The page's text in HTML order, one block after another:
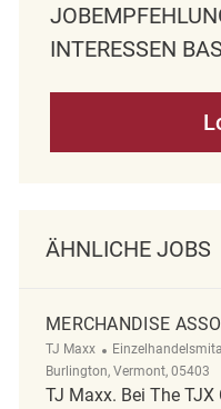
NTERESSEN
ÄHNLICHE JOBS
MERCHANDISE
TJ Maxx Kategorie
Burlington, Vermont, 05403
TJ Maxx. Bei The